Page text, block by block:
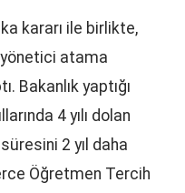
kararı ile birlikte,
atama
Bakanlık yaptığı
4 yılı dolan
2 yıl daha
Öğretmen Tercih